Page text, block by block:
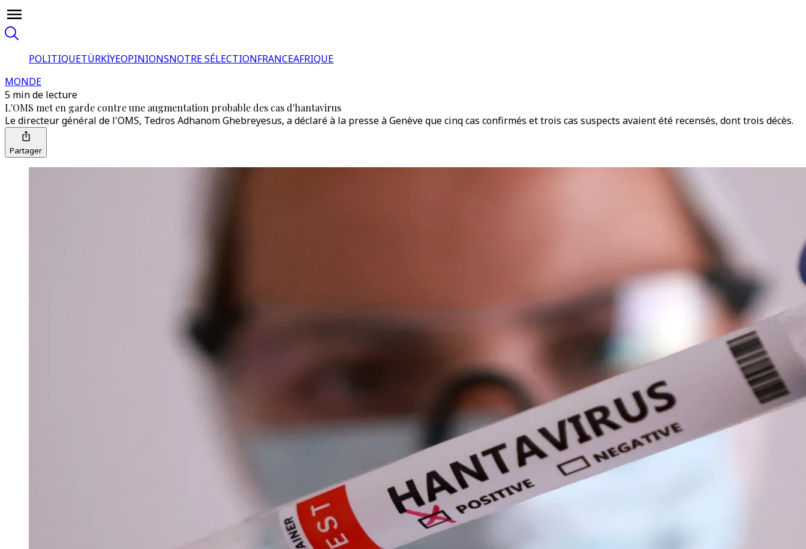
POLITIQUETÜRKİYEOPINIONSNOTRE SÉLECTIONFRANCEAFRIQUE
MONDE
5 min de lecture
L'OMS met en garde contre une augmentation probable des cas d'hantavirus
Le directeur général de l'OMS, Tedros Adhanom Ghebreyesus, a déclaré à la presse à Genève que cinq cas confirmés et trois cas suspects avaient été recensés, dont trois décès.
Partager